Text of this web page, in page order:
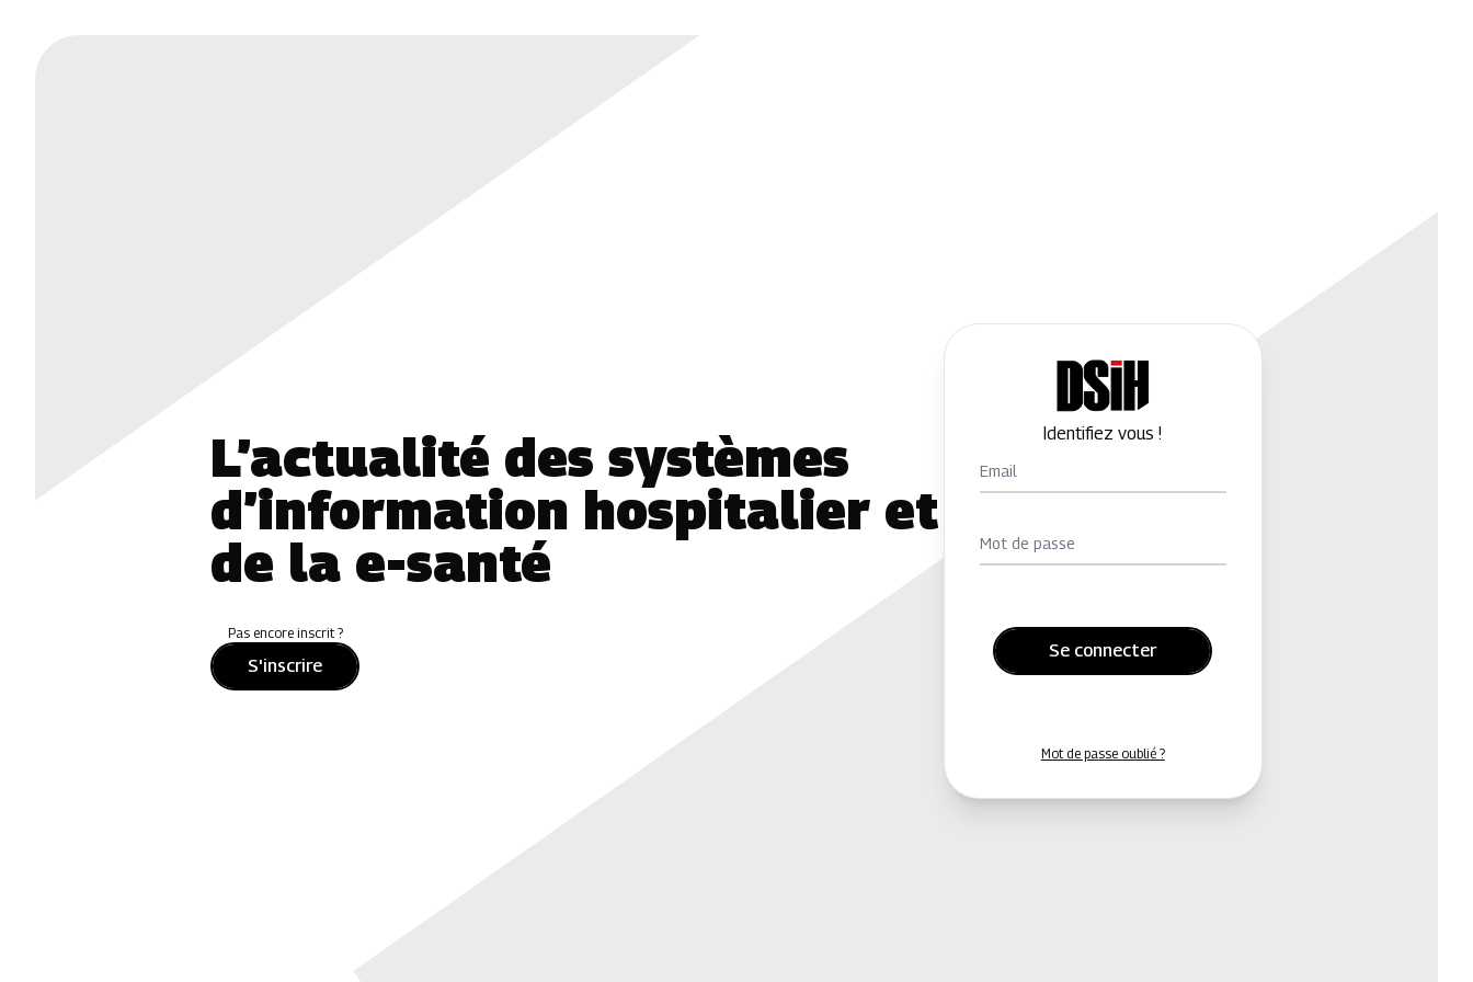
L’actualité des systèmes
d’information hospitalier et
de la e-santé
Pas encore inscrit ?
S'inscrire
Identifiez vous !
Email
Mot de passe
Se connecter
Mot de passe oublié ?